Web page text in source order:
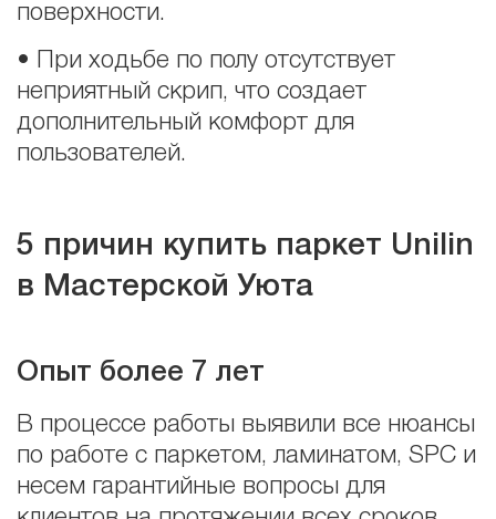
поверхности.
• При ходьбе по полу отсутствует
неприятный скрип, что создает
дополнительный комфорт для
пользователей.
5 причин купить паркет Unilin
в Мастерской Уюта
Опыт более 7 лет
В процессе работы выявили все нюансы
по работе с паркетом, ламинатом, SPC и
несем гарантийные вопросы для